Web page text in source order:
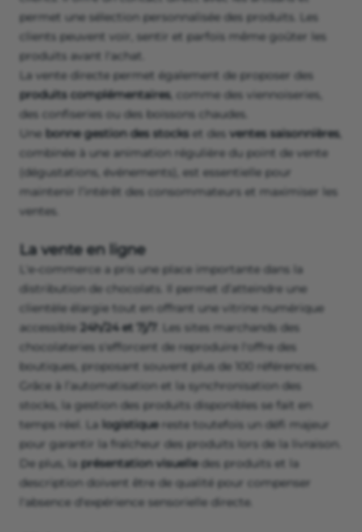
permet une sélection personnalisée des produits. Les
clients peuvent voir, sentir et parfois même goûter les
produits avant l'achat.
La vente directe permet également de proposer des
produits complémentaires, comme des viennoiseries,
des confiseries ou des boissons chaudes.
Une bonne gestion des stocks et des ventes saisonnières,
combinée à une animation régulière du point de vente
(dégustations, événements), est essentielle pour
maintenir l’intérêt des consommateurs et maximiser les
ventes.
La vente en ligne
L'e-commerce a pris une place importante dans la
distribution de chocolats. Il permet d’atteindre une
clientèle élargie tout en offrant une vitrine numérique
accessible 24h/24 et 7j/7 . Les sites marchands des
chocolateries s'efforcent de reproduire l'offre des
boutiques, proposant souvent plus de 100 références.
Grâce à l’automatisation et la synchronisation des
stocks, la gestion des produits disponibles se fait en
temps réel. La logistiquereste toutefois un défi majeur
pour garantir la fraîcheur des produits lors de la livraison.
De plus, la présentation visuelledes produits et la
description doivent être de qualité pour compenser
l'absence d'expérience sensorielle directe.